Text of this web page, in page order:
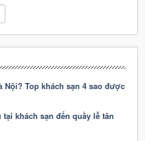
Nội? Top khách sạn 4 sao được
khách sạn đến quầy lễ tân